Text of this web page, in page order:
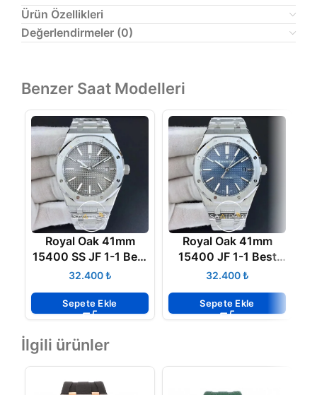
Ürün Özellikleri
Değerlendirmeler (0)
Benzer Saat Modelleri
Royal Oak 41mm
15400 SS JF 1-1 Best
Edition Gray
Bracelet A3120 V5
₺
Sepete Ekle
Royal Oak 41mm
15400 JF 1-1 Best
Edition Blue Textured
₺
Sepete Ekle
İlgili ürünler